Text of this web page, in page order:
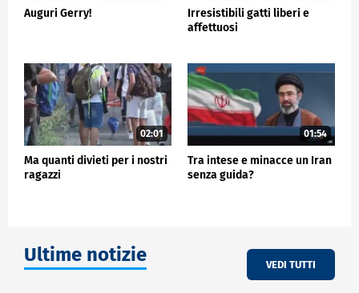
Auguri Gerry!
Irresistibili gatti liberi e
affettuosi
02:01
Ma quanti divieti per i nostri
ragazzi
01:54
Tra intese e minacce un Iran
senza guida?
Ultime notizie VEDI TUTTI